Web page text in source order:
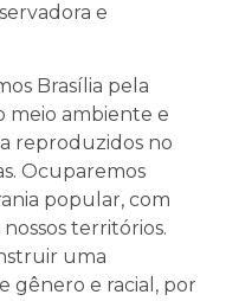
e
Brasília pela
meio ambiente e
reproduzidos no
Ocuparemos
popular, com
territórios.
uma
gênero e racial, por